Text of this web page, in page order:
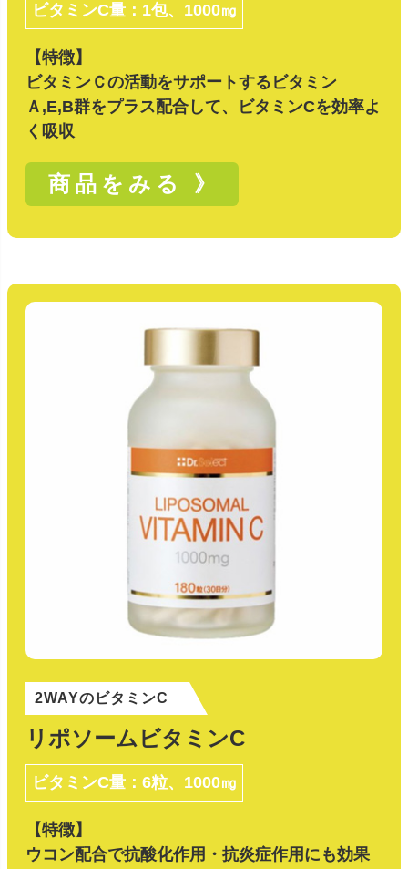
ビタミンC量：1包、1000㎎
【特徴】
ビタミンＣの活動をサポートするビタミン
Ａ,E,B群をプラス配合して、ビタミンCを効率よ
く吸収
商品をみる 》
2WAYのビタミンC
リポソームビタミンC
ビタミンC量：6粒、1000㎎
【特徴】
ウコン配合で抗酸化作用・抗炎症作用にも効果